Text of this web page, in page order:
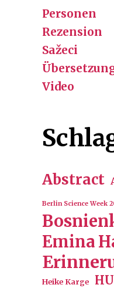
Personen
Rezension
Sažeci
Video
Abstract
Berlin Science Week
Emina
Heike Karge